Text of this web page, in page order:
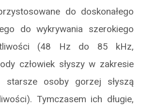
do doskonałego
do wykrywania szerokiego
(48 Hz do 85 kHz,
człowiek słyszy w zakresie
osoby gorzej słyszą
Tymczasem ich długie,